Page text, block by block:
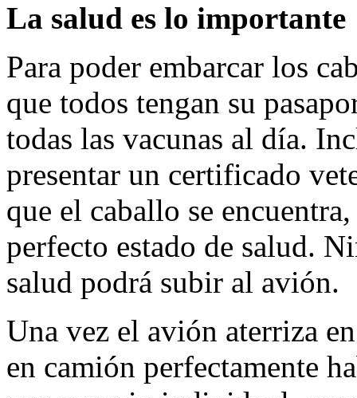
La salud es lo importante
Para poder embarcar los
que todos tengan su
todas las vacunas al día.
presentar un certificado
que el caballo se
perfecto estado de salud.
salud podrá subir al avión.
Una vez el avión aterriza
en camión perfectamente